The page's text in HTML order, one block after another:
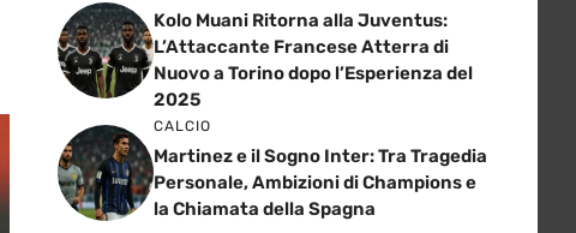
Kolo Muani Ritorna alla Juventus:
L’Attaccante Francese Atterra di
Nuovo a Torino dopo l’Esperienza del
2025
CALCIO
Martinez e il Sogno Inter: Tra Tragedia
Personale, Ambizioni di Champions e
la Chiamata della Spagna